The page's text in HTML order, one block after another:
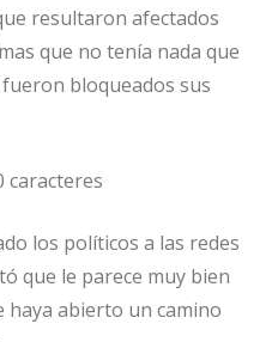
resultaron afectados
que no tenía nada que
bloqueados sus
caracteres
los políticos a las redes
que le parece muy bien
haya abierto un camino